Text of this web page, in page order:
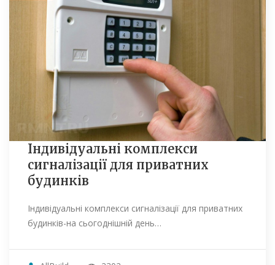
Індивідуальні комплекси
сигналізації для приватних
будинків
Індивідуальні комплекси сигналізації для приватних
будинків-на сьогоднішній день…